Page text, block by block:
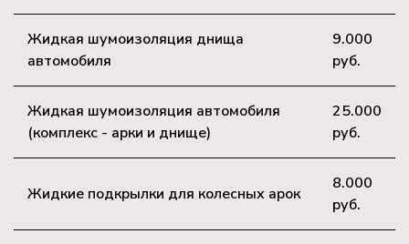
Жидкая шумоизоляция днища
автомобиля
9.000
руб.
Жидкая шумоизоляция автомобиля
(комплекс - арки и днище)
25.000
руб.
Жидкие подкрылки для колесных арок
8.000
руб.